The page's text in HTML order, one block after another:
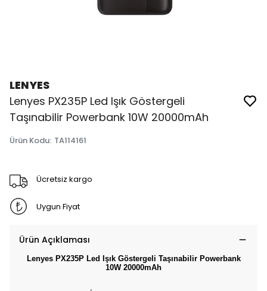
LENYES
Lenyes PX235P Led Işık Göstergeli
Taşınabilir Powerbank 10W 20000mAh
Ürün Kodu: TA114161
Ücretsiz kargo
Uygun Fiyat
Ürün Açıklaması
Lenyes PX235P Led Işık Göstergeli Taşınabilir Powerbank
10W 20000mAh